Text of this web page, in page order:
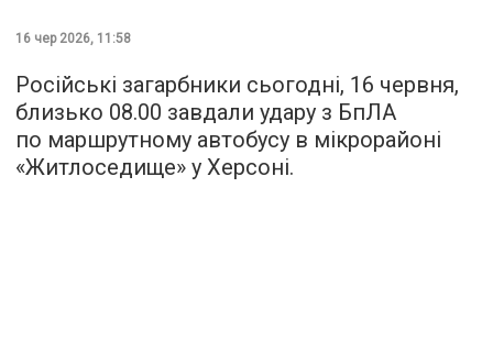
16 чер 2026, 11:58
Російські загарбники сьогодні, 16 червня,
близько 08.00 завдали удару з БпЛА
по маршрутному автобусу в мікрорайоні
«Житлоседище» у Херсоні.